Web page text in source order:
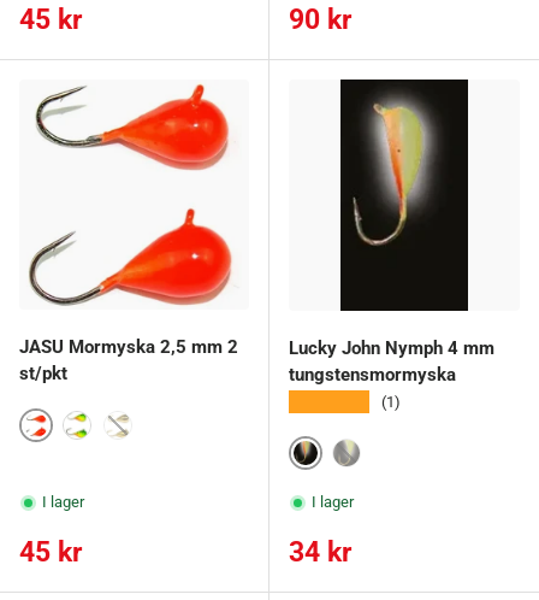
Ordinarie pris
45 kr Ordinarie pris
90 kr
JASU Mormyska 2,5 mm 2
st/pkt
Oranssi
I lager
Ordinarie pris
45 kr
Lucky John Nymph 4 mm
tungstensmormyska
(1)
44
I lager
Ordinarie pris
34 kr